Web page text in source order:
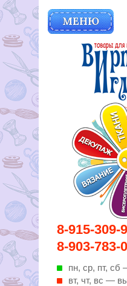
8-915-309-
8-903-783-
пн, ср, пт, cб
вт, чт, вс —
МЕНЮ
Вирутозы
шитья и